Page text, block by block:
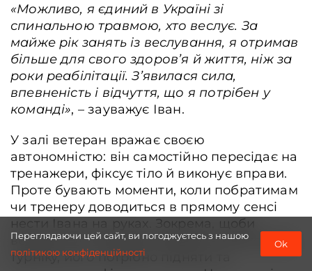
Переглядаючи цей сайт, ви погоджуєтесь з нашою
політикою конфіденційності
Ok
«Можливо, я єдиний в Україні зі
спинальною травмою, хто веслує. За
майже рік занять із веслування, я отримав
більше для свого здоров’я й життя, ніж за
роки реабілітації. З’явилася сила,
впевненість і відчуття, що я потрібен у
команді», – зауважує Іван.
У залі ветеран вражає своєю
автономністю: він самостійно пересідає на
тренажери, фіксує тіло й виконує вправи.
Проте бувають моменти, коли побратимам
чи тренеру доводиться в прямому сенсі
нести Івана на руках. Зокрема, щоби
ветеран міг виконати вправи на високому
турніку, його потрібно підняти та